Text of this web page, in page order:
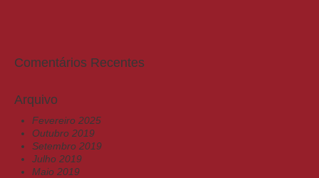
Comentários Recentes
Arquivo
Fevereiro 2025
Outubro 2019
Setembro 2019
Julho 2019
Maio 2019